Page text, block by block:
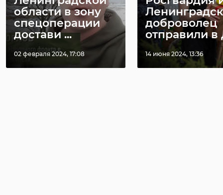
области в зону
спецоперации
достави ...
02 февраля 2024, 17:08
доброволец
отправили в
14 июня 2024, 13:36